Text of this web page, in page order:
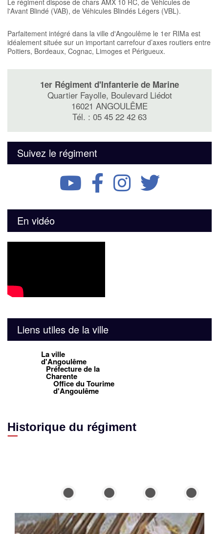
Le régiment dispose de chars AMX 10 RC, de Véhicules de
l'Avant Blindé (VAB), de Véhicules Blindés Légers (VBL).
Parfaitement intégré dans la ville d'Angoulême le 1er RIMa est
idéalement située sur un important carrefour d’axes routiers entre
Poitiers, Bordeaux, Cognac, Limoges et Périgueux.
1er Régiment d'Infanterie de Marine
Quartier Fayolle, Boulevard Liédot
16021 ANGOULÊME
Tél. : 05 45 22 42 63
Suivez le régiment
En vidéo
Liens utiles de la ville
La ville
d'Angoulême
Préfecture de la
Charente
Office du Tourime
d'Angoulême
Historique du régiment